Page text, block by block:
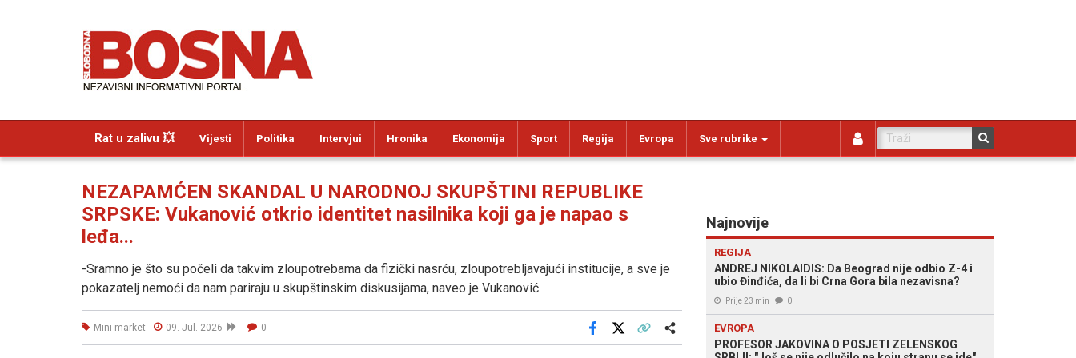
Rat u zalivu 💥 Vijesti Politika Intervjui Hronika Ekonomija Sport Regija Evropa Sve rubrike
NEZAPAMĆEN SKANDAL U NARODNOJ SKUPŠTINI REPUBLIKE
SRPSKE: Vukanović otkrio identitet nasilnika koji ga je napao s
leđa...
-Sramno je što su počeli da takvim zloupotrebama da fizički nasrću, zloupotrebljavajući institucije, a sve je
pokazatelj nemoći da nam pariraju u skupštinskim diskusijama, naveo je Vukanović.
Mini market 09. Jul. 2026 0
Facebook
Najnovije
REGIJA
ANDREJ NIKOLAIDIS: Da Beograd nije odbio Z-4 i
ubio Đinđića, da li bi Crna Gora bila nezavisna?
Prije 23 min 0
EVROPA
PROFESOR JAKOVINA O POSJETI ZELENSKOG